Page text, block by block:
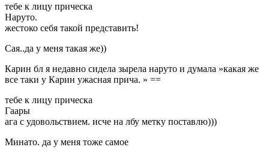
тебе к лицу прическа
Наруто.
жестоко себя такой представить!
Сая..да у меня такая же))
Карин бл я недавно сидела зырела наруто и думала »какая же
все таки у Карин ужасная прича. » ==
тебе к лицу прическа
Гаары
ага с удовольствием. исче на лбу метку поставлю)))
Минато. да у меня тоже самое